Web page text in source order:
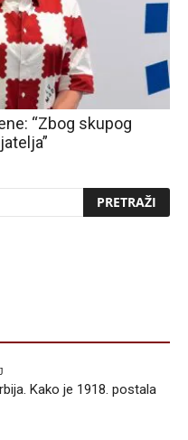
“Zbog skupog
Kako je 1918. postala